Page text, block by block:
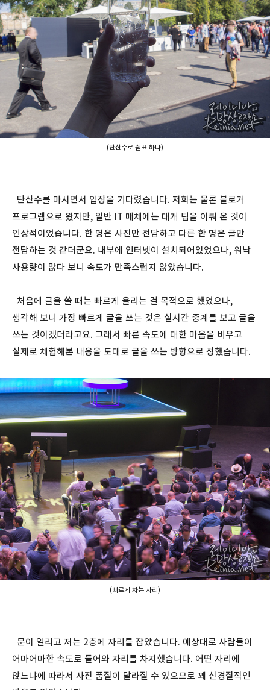
(탄산수로 쉼표 하나)
탄산수를 마시면서 입장을 기다렸습니다. 저희는 물론 블로거
프로그램으로 왔지만, 일반 IT 매체에는 대개 팀을 이뤄 온 것이
인상적이었습니다. 한 명은 사진만 전담하고 다른 한 명은 글만
전담하는 것 같더군요. 내부에 인터넷이 설치되어있었으나, 워낙
사용량이 많다 보니 속도가 만족스럽지 않았습니다.
처음에 글을 쓸 때는 빠르게 올리는 걸 목적으로 했었으나,
생각해 보니 가장 빠르게 글을 쓰는 것은 실시간 중계를 보고 글을
쓰는 것이겠더라고요. 그래서 빠른 속도에 대한 마음을 비우고
실제로 체험해본 내용을 토대로 글을 쓰는 방향으로 정했습니다.
(빠르게 차는 자리)
문이 열리고 저는 2층에 자리를 잡았습니다. 예상대로 사람들이
어마어마한 속도로 들어와 자리를 차지했습니다. 어떤 자리에
앉느냐에 따라서 사진 품질이 달라질 수 있으므로 꽤 신경질적인